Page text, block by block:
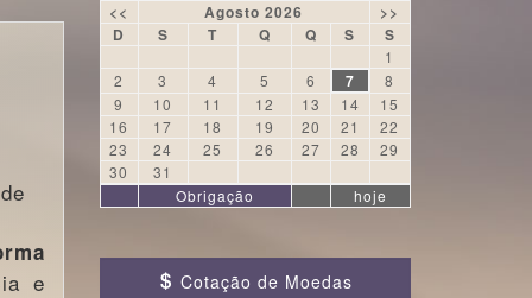
e
<< Agosto 2026
>>
D
S T Q Q S S
Obrigação hoje
1
2
3 4 5 6 7
8
9
10 11 12 13 14
15
16
17 18 19 20 21
22
23
24 25 26 27 28
29
30
31
Cotação de Moedas